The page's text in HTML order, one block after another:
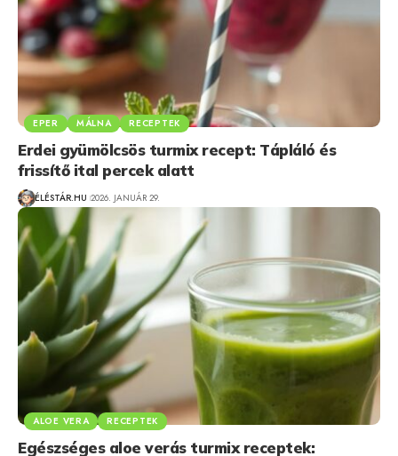
EPER MÁLNA RECEPTEK
Erdei gyümölcsös turmix recept: Tápláló és
frissítő ital percek alatt
ÉLÉSTÁR.HU 2026. JANUÁR 29.
ALOE VERA RECEPTEK
Egészséges aloe verás turmix receptek: